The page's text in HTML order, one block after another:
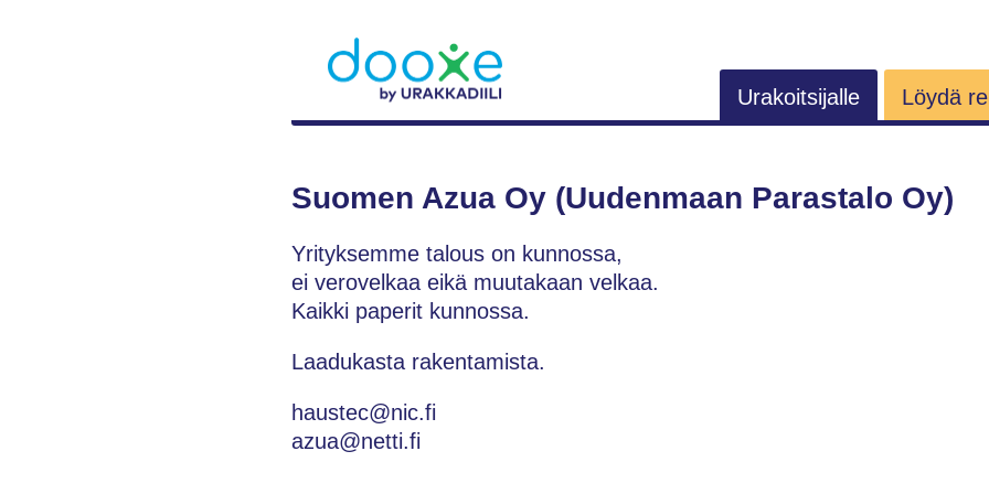
Urakoitsijalle Löydä
Suomen Azua Oy (Uudenmaan Parastalo Oy)
Yrityksemme talous on kunnossa,
ei verovelkaa eikä muutakaan velkaa.
Kaikki paperit kunnossa.
Laadukasta rakentamista.
haustec@nic.fi
azua@netti.fi